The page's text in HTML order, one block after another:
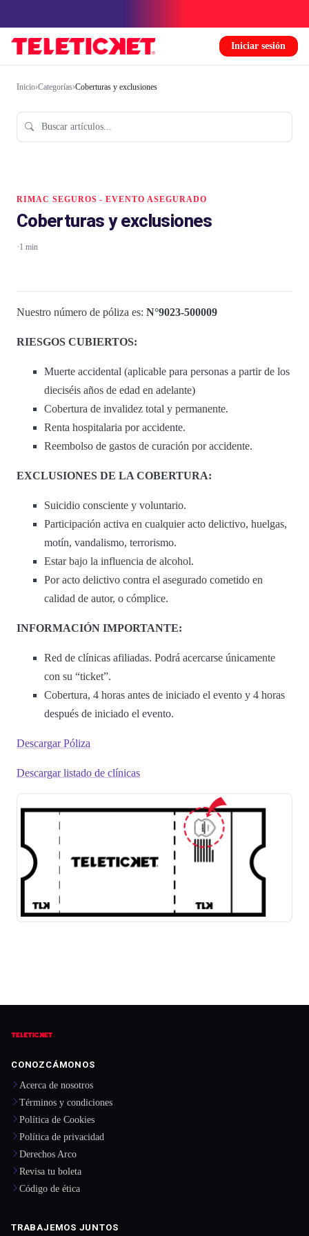
Iniciar sesión
Inicio›Categorías›Coberturas y exclusiones
RIMAC SEGUROS - EVENTO ASEGURADO
Coberturas y exclusiones
·1 min
Nuestro número de póliza es: N°9023-500009
RIESGOS CUBIERTOS:
Muerte accidental (aplicable para personas a partir de los
dieciséis años de edad en adelante)
Cobertura de invalidez total y permanente.
Renta hospitalaria por accidente.
Reembolso de gastos de curación por accidente.
EXCLUSIONES DE LA COBERTURA:
Suicidio consciente y voluntario.
Participación activa en cualquier acto delictivo, huelgas,
motín, vandalismo, terrorismo.
Estar bajo la influencia de alcohol.
Por acto delictivo contra el asegurado cometido en
calidad de autor, o cómplice.
INFORMACIÓN IMPORTANTE:
Red de clínicas afiliadas. Podrá acercarse únicamente
con su “ticket”.
Cobertura, 4 horas antes de iniciado el evento y 4 horas
después de iniciado el evento.
Descargar Póliza
Descargar listado de clínicas
CONOZCÁMONOS
Acerca de nosotros
Términos y condiciones
Política de Cookies
Política de privacidad
Derechos Arco
Revisa tu boleta
Código de ética
TRABAJEMOS JUNTOS